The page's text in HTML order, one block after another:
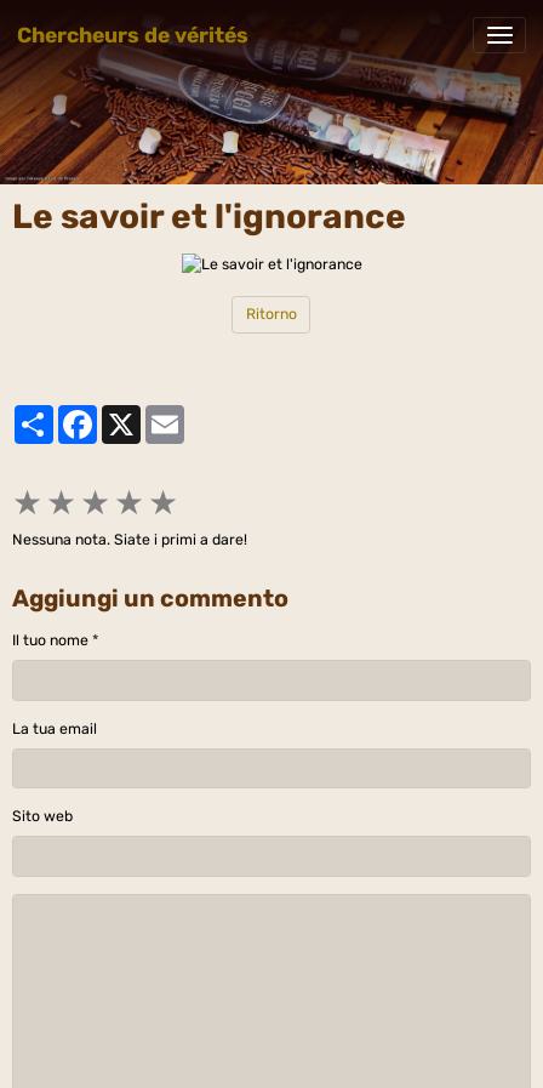
Chercheurs de vérités
Le savoir et l'ignorance
Ritorno
PartagerFacebook
★ ★ ★ ★ ★
Nessuna nota. Siate i primi a dare!
Aggiungi un commento
Il tuo nome
La tua email
Sito web